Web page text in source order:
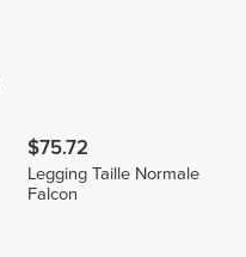
$75.72
Legging Taille Normale
Falcon